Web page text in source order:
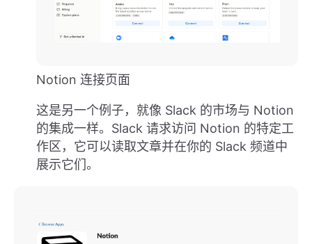
Notion 连接页面
这是另一个例子，就像 Slack 的市场与 Notion
的集成一样。Slack 请求访问 Notion 的特定工
作区，它可以读取文章并在你的 Slack 频道中
展示它们。